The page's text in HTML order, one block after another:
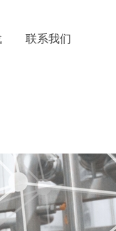
联系我们